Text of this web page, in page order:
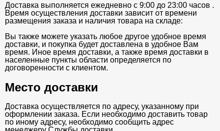
Доставка выполняется ежедневно с 9:00 до 23:00 часов .
Время осуществления доставки зависит от времени
размещения заказа и наличия товара на складе:
Вы также можете указать любое другое удобное время
доставки, и покупка будет доставлена в удобное Вам
время. Иное время доставки, а также время доставки в
населенные пункты области определяется по
договоренности с клиентом.
Место доставки
Доставка осуществляется по адресу, указанному при
оформлении заказа. Если необходимо доставить товар
по иному адресу, необходимо сообщить адрес